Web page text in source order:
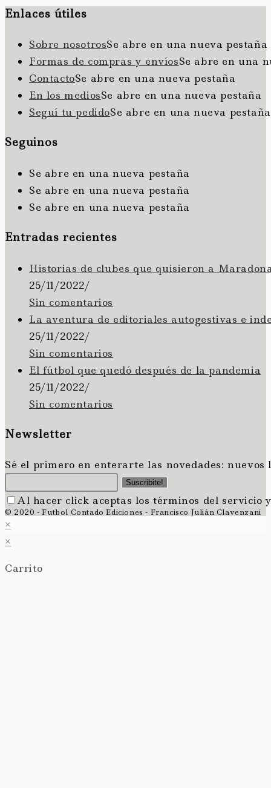
Enlaces útiles
Sobre nosotrosSe abre en una nueva pestaña
Formas de compras y envíosSe abre en una
ContactoSe abre en una nueva pestaña
En los mediosSe abre en una nueva pestaña
Seguí tu pedidoSe abre en una nueva pestaña
Seguinos
Se abre en una nueva pestaña
Se abre en una nueva pestaña
Se abre en una nueva pestaña
Entradas recientes
Historias de clubes que quisieron a
25/11/2022/
Sin comentarios
La aventura de editoriales autogestivas e
25/11/2022/
Sin comentarios
El fútbol que quedó después de la pandemia
25/11/2022/
Sin comentarios
Newsletter
Sé el primero en enterarte las novedades:
Suscribite!
Al hacer click aceptas los términos del servicio
© 2020 - Futbol Contado Ediciones - Francisco Julián Clavenzani
×
×
Carrito